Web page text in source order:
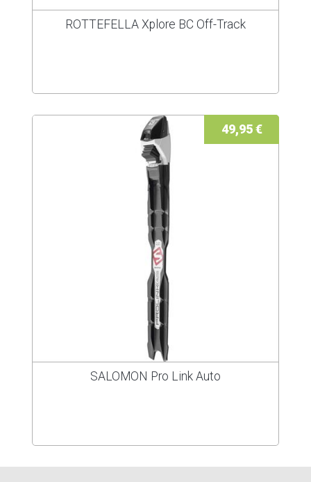
ROTTEFELLA Xplore BC Off-Track
49,95 €
SALOMON Pro Link Auto